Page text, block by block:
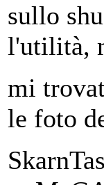
sullo
l'utilità,
mi
le foto